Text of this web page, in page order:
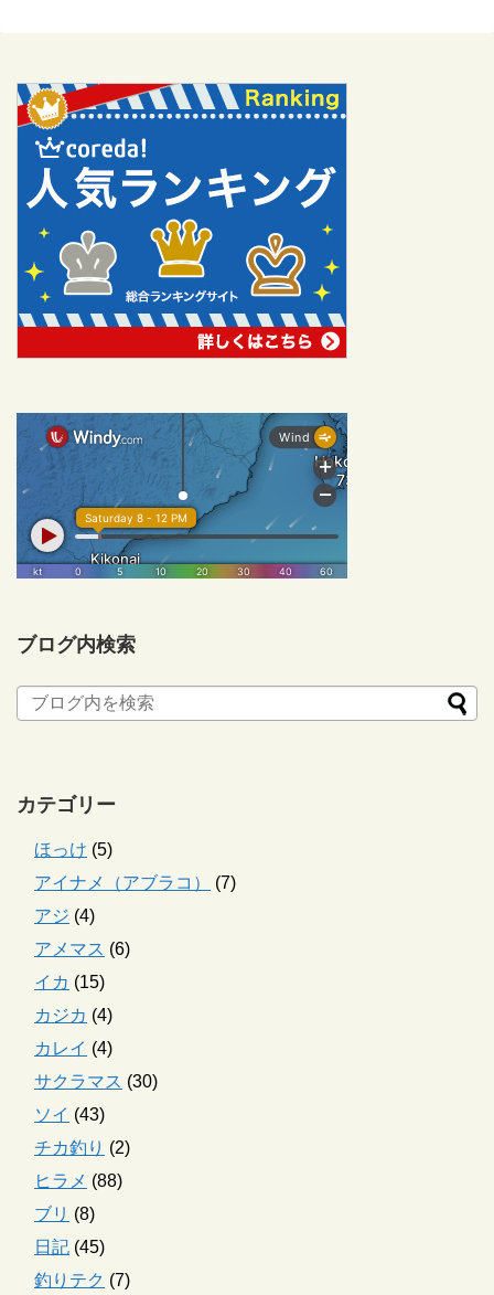
ブログ内検索
カテゴリー
ほっけ (5)
アイナメ（アブラコ）
(7)
アジ (4)
アメマス (6)
イカ (15)
カジカ (4)
カレイ (4)
サクラマス (30)
ソイ (43)
チカ釣り (2)
ヒラメ (88)
ブリ (8)
日記 (45)
釣りテク (7)